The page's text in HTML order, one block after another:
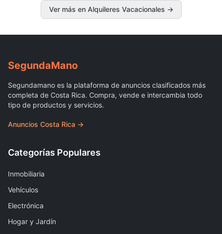
Ver más en Alquileres Vacacionales →
SegundaMano
Segundamano es la plataforma de anuncios clasificados más
completa de Costa Rica. Compra, vende e intercambia todo
tipo de productos y servicios.
Anuncios Costa Rica →
Categorías Populares
Inmobiliaria
Vehículos
Electrónica
Hogar y Jardín